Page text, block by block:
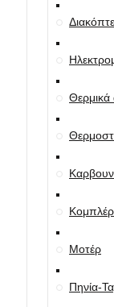
Θερμικά
Κομπλέρ
Μοτέρ
Πηνία-